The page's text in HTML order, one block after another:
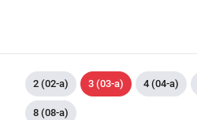
2 (02-a) 3 (03-a) 4 (04-a)
8 (08-a)